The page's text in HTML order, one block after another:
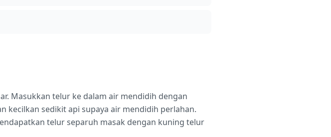
Masukkan telur ke dalam air mendidih dengan
kecilkan sedikit api supaya air mendidih perlahan.
telur separuh masak dengan kuning telur